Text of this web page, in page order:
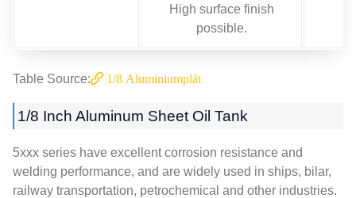
High surface finish
possible.
Table Source: 1/8 Aluminiumplåt
1/8 Inch Aluminum Sheet Oil Tank
5xxx series have excellent corrosion resistance and
welding performance, and are widely used in ships, bilar,
railway transportation, petrochemical and other industries.